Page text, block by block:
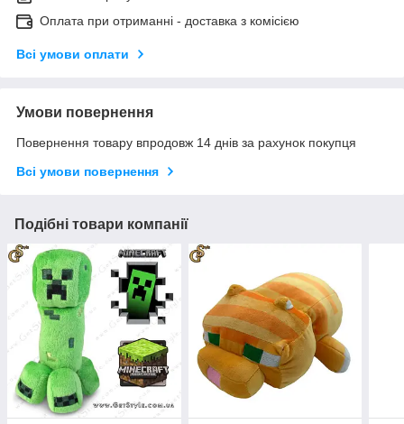
Оплата при отриманні - доставка з комісією
Всі умови оплати
Умови повернення
Повернення товару впродовж 14 днів за рахунок покупця
Всі умови повернення
Подібні товари компанії